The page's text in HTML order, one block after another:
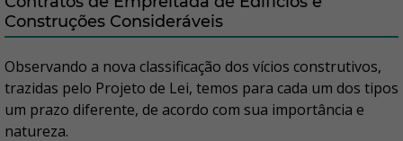
Construções Consideráveis
Observando a nova classificação dos vícios construtivos,
trazidas pelo Projeto de Lei, temos para cada um dos tipos
um prazo diferente, de acordo com sua importância e
natureza.